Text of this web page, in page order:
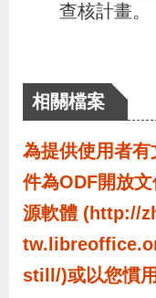
覽
箱
服
訊
l
s
隱
查核計畫。
相關檔案
為提供使用者
件為ODF開放
源軟體 (http://
still/)或以您慣